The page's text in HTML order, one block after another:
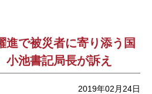
進で被災者に寄り添う国
池書記局長が訴え
2019年02月24日